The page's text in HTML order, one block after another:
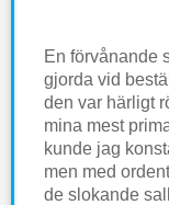
En förvånande
gjorda vid
den var härligt
mina mest
kunde jag
men med
de slokande